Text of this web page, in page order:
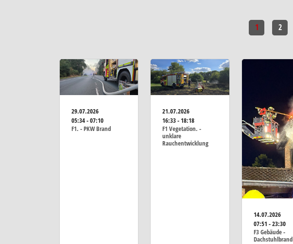
1 2
29.07.2026
05:34 - 07:10
F1. - PKW Brand
21.07.2026
16:33 - 18:18
F1 Vegetation. -
unklare
Rauchentwicklung
14.07.2026
07:51 - 23:30
F3 Gebäude -
Dachstuhlbrand